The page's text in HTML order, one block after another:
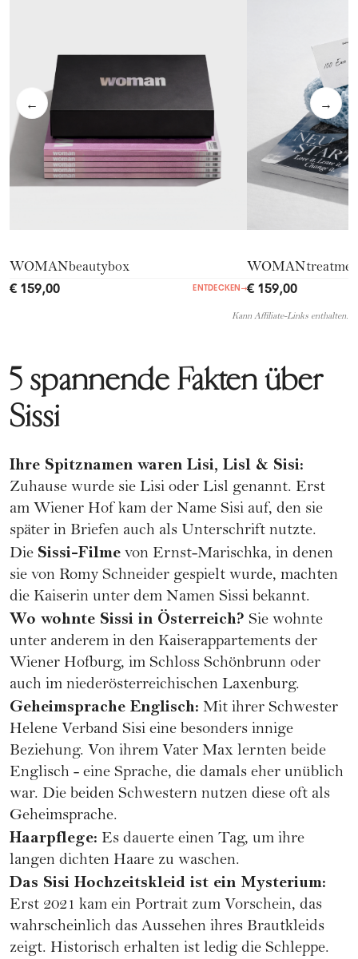
← →
WOMANbeautybox
€ 159,00 ENTDECKEN →€ 159,00
Kann Affiliate-Links enthalten.
5 spannende Fakten über
Sissi
Ihre Spitznamen waren Lisi, Lisl & Sisi:
Zuhause wurde sie Lisi oder Lisl genannt. Erst
am Wiener Hof kam der Name Sisi auf, den sie
später in Briefen auch als Unterschrift nutzte.
Die Sissi-Filme von Ernst-Marischka, in denen
sie von Romy Schneider gespielt wurde, machten
die Kaiserin unter dem Namen Sissi bekannt.
Wo wohnte Sissi in Österreich? Sie wohnte
unter anderem in den Kaiserappartements der
Wiener Hofburg, im Schloss Schönbrunn oder
auch im niederösterreichischen Laxenburg.
Geheimsprache Englisch: Mit ihrer Schwester
Helene Verband Sisi eine besonders innige
Beziehung. Von ihrem Vater Max lernten beide
Englisch - eine Sprache, die damals eher unüblich
war. Die beiden Schwestern nutzen diese oft als
Geheimsprache.
Haarpflege: Es dauerte einen Tag, um ihre
langen dichten Haare zu waschen.
Das Sisi Hochzeitskleid ist ein Mysterium:
Erst 2021 kam ein Portrait zum Vorschein, das
wahrscheinlich das Aussehen ihres Brautkleids
zeigt. Historisch erhalten ist ledig die Schleppe.